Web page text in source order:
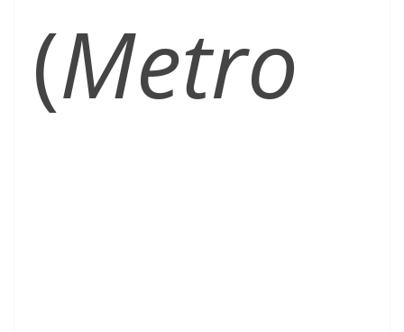
(Metro